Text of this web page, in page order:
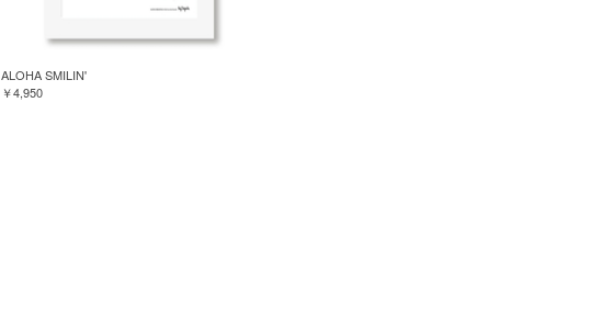
ALOHA SMILIN'
￥4,950